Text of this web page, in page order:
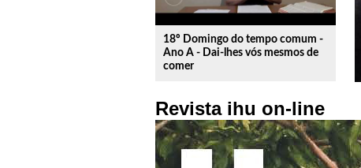
18º Domingo do tempo comum -
Ano A - Dai-lhes vós mesmos de
comer
Revista ihu on-line